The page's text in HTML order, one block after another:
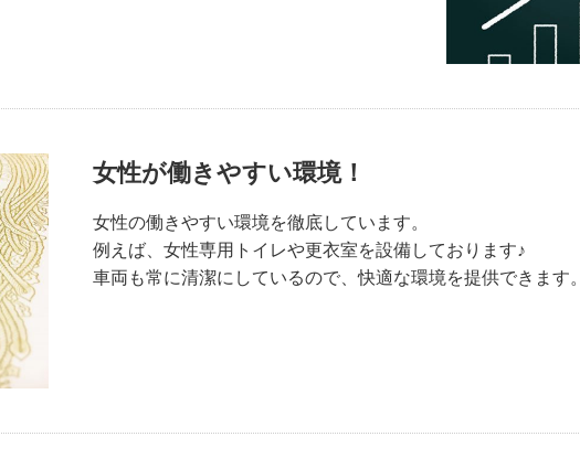
女性が働きやすい環境！
女性の働きやすい環境を徹底しています。
例えば、女性専用トイレや更衣室を設備しております♪
車両も常に清潔にしているので、快適な環境を提供できます。